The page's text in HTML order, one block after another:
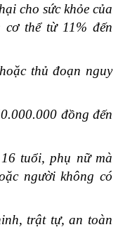
cho sức khỏe của
thể từ 11% đến
thủ đoạn nguy
đồng đến
tuổi, phụ nữ mà
người không có
trật tự, an toàn